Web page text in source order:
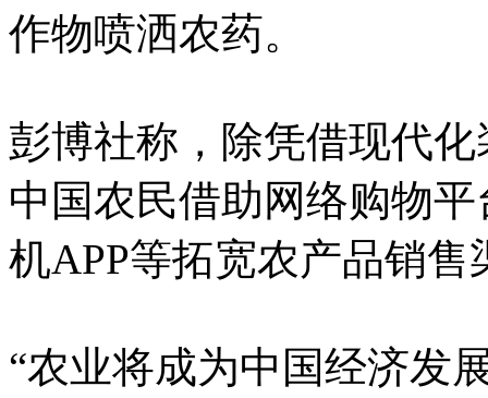
作物喷洒农药。
彭博社称，除凭借现代
中国农民借助网络购物
机APP等拓宽农产品销
“农业将成为中国经济发